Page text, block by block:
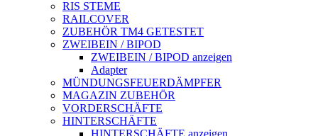
RIS STEME
RAILCOVER
ZUBEHÖR TM4 GETESTET
ZWEIBEIN / BIPOD
ZWEIBEIN / BIPOD anzeigen
Adapter
MÜNDUNGSFEUERDÄMPFER
MAGAZIN ZUBEHÖR
VORDERSCHÄFTE
HINTERSCHÄFTE
HINTERSCHÄFTE anzeigen